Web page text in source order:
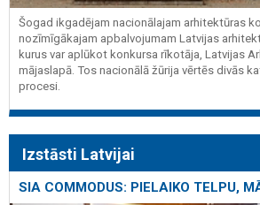
Šogad ikgadējam nacionālajam arhitektūras
nozīmīgākajam apbalvojumam Latvijas
kurus var aplūkot konkursa rīkotāja, Latvijas
mājaslapā. Tos nacionālā žūrija vērtēs divās
procesi.
Izstāsti Latvijai
SIA COMMODUS: PIELAIKO TELPU,